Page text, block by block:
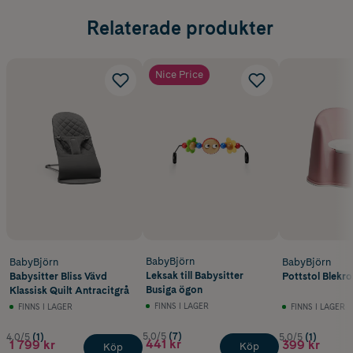
Relaterade produkter
BabyBjörn
Babysitter Bliss Vävd
Klassisk Quilt Antracitgrå
FINNS I LAGER
4.0/5 (1)
1 799 kr Köp
Nice Price
BabyBjörn
Leksak till Babysitter
Busiga ögon
FINNS I LAGER
5.0/5 (7)
441 kr Köp
BabyBjörn
Pottstol
FINNS I LAGER
5.0/5 (1)
399 kr